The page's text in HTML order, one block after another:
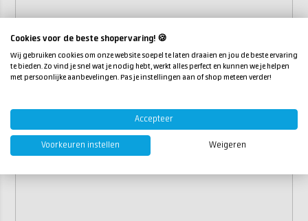
Cookies voor de beste shopervaring! 🍪
Wij gebruiken cookies om onze website soepel te laten draaien en jou de beste ervaring
te bieden. Zo vind je snel wat je nodig hebt, werkt alles perfect en kunnen we je helpen
met persoonlijke aanbevelingen. Pas je instellingen aan of shop meteen verder!
Accepteer
Voorkeuren instellen Weigeren